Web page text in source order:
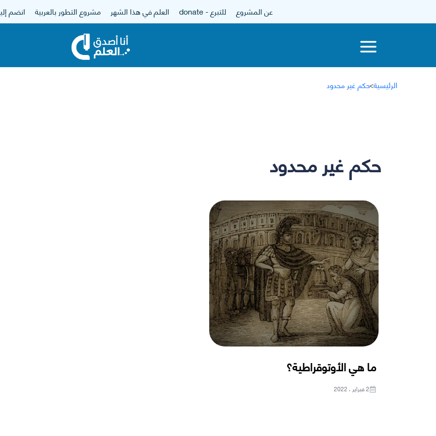
عن المشروع للتبرع - donate العلم في هذا الشهر مشروع التطور بالعربية انضم
الرئيسية>حكم غير محدود
حكم غير محدود
ما هي الأوتوقراطية؟
2 فبراير ، 2022